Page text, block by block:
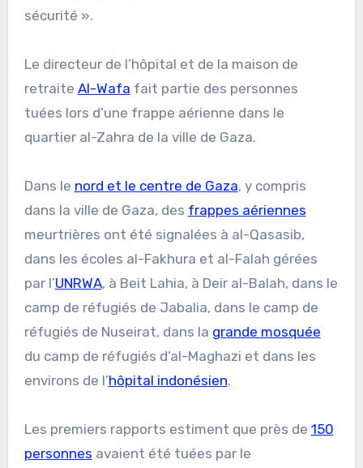
sécurité ».
Le directeur de l’hôpital et de la maison de
retraite Al-Wafa fait partie des personnes
tuées lors d’une frappe aérienne dans le
quartier al-Zahra de la ville de Gaza.
Dans le nord et le centre de Gaza, y compris
dans la ville de Gaza, des frappes aériennes
meurtrières ont été signalées à al-Qasasib,
dans les écoles al-Fakhura et al-Falah gérées
par l’UNRWA, à Beit Lahia, à Deir al-Balah, dans le
camp de réfugiés de Jabalia, dans le camp de
réfugiés de Nuseirat, dans la grande mosquée
du camp de réfugiés d’al-Maghazi et dans les
environs de l’hôpital indonésien.
Les premiers rapports estiment que près de 150
personnes avaient été tuées par le